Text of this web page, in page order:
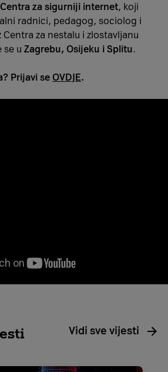
za sigurniji internet, koji
radnici, pedagog, sociolog i
za nestalu i zlostavljanu
se u Zagrebu, Osijeku i Splitu.
Prijavi se OVDJE.
Vidi sve vijesti